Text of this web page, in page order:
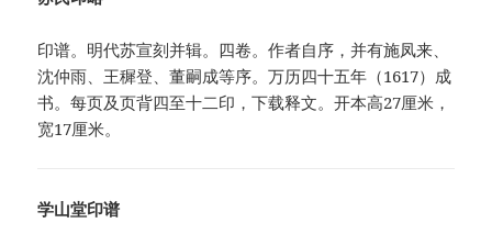
印谱。明代苏宣刻并辑。四卷。作者自序，并有施凤来、
沈仲雨、王穉登、董嗣成等序。万历四十五年（1617）成
书。每页及页背四至十二印，下载释文。开本高27厘米，
宽17厘米。
学山堂印谱